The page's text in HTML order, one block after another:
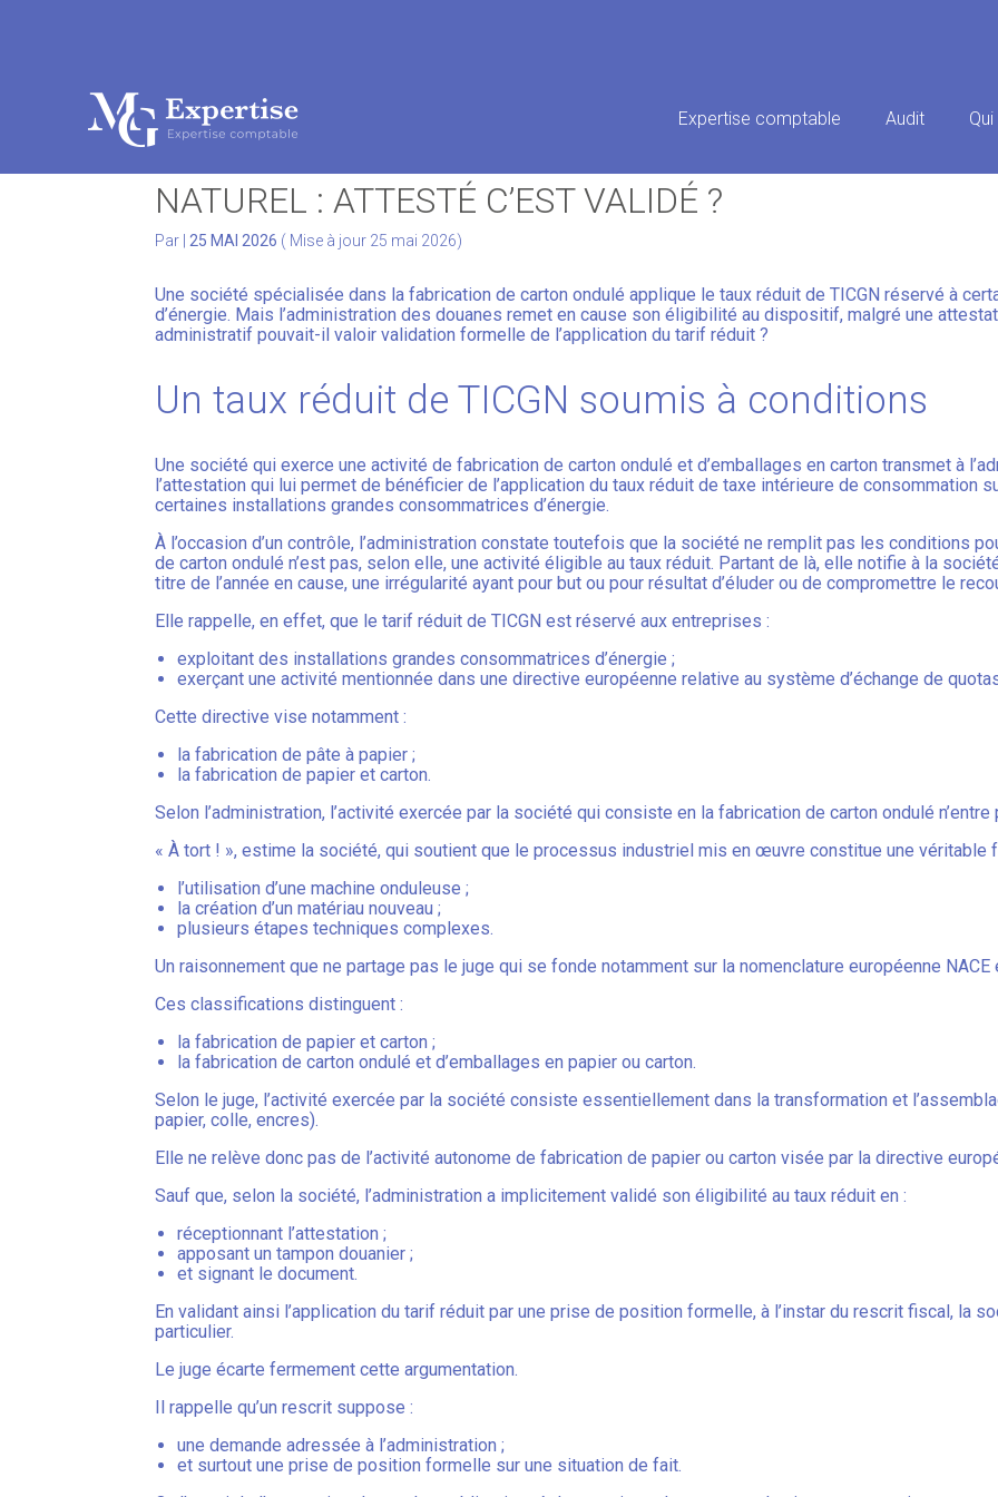
Aller
Expertise comptable Audit
NATUREL : ATTESTÉ C’EST VALIDÉ ?
Par |25 MAI 2026 ( Mise à jour 25 mai 2026)
Une société spécialisée dans la fabrication de carton ondulé applique le taux réduit de TICGN réservé à
d’énergie. Mais l’administration des douanes remet en cause son éligibilité au dispositif, malgré une
administratif pouvait-il valoir validation formelle de l’application du tarif réduit ?
Un taux réduit de TICGN soumis à conditions
Une société qui exerce une activité de fabrication de carton ondulé et d’emballages en carton transmet à
l’attestation qui lui permet de bénéficier de l’application du taux réduit de taxe intérieure de consommation
certaines installations grandes consommatrices d’énergie.
À l’occasion d’un contrôle, l’administration constate toutefois que la société ne remplit pas les conditions
de carton ondulé n’est pas, selon elle, une activité éligible au taux réduit. Partant de là, elle notifie à la
titre de l’année en cause, une irrégularité ayant pour but ou pour résultat d’éluder ou de compromettre le
Elle rappelle, en effet, que le tarif réduit de TICGN est réservé aux entreprises :
exploitant des installations grandes consommatrices d’énergie ;
exerçant une activité mentionnée dans une directive européenne relative au système d’échange de
Cette directive vise notamment :
la fabrication de pâte à papier ;
la fabrication de papier et carton.
Selon l’administration, l’activité exercée par la société qui consiste en la fabrication de carton ondulé
« À tort ! », estime la société, qui soutient que le processus industriel mis en œuvre constitue une véritable
l’utilisation d’une machine onduleuse ;
la création d’un matériau nouveau ;
plusieurs étapes techniques complexes.
Un raisonnement que ne partage pas le juge qui se fonde notamment sur la nomenclature européenne
Ces classifications distinguent :
la fabrication de papier et carton ;
la fabrication de carton ondulé et d’emballages en papier ou carton.
Selon le juge, l’activité exercée par la société consiste essentiellement dans la transformation et
papier, colle, encres).
Elle ne relève donc pas de l’activité autonome de fabrication de papier ou carton visée par la directive
Sauf que, selon la société, l’administration a implicitement validé son éligibilité au taux réduit en :
réceptionnant l’attestation ;
apposant un tampon douanier ;
et signant le document.
En validant ainsi l’application du tarif réduit par une prise de position formelle, à l’instar du rescrit fiscal, la
particulier.
Le juge écarte fermement cette argumentation.
Il rappelle qu’un rescrit suppose :
une demande adressée à l’administration ;
et surtout une prise de position formelle sur une situation de fait.